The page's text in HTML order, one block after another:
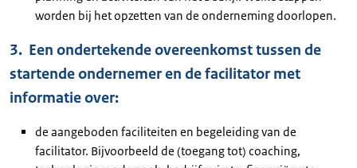
worden bij het opzetten van de onderneming doorlopen.
3. Een ondertekende overeenkomst tussen de
startende ondernemer en de facilitator met
informatie over:
de aangeboden faciliteiten en begeleiding van de
facilitator. Bijvoorbeeld de (toegang tot) coaching,